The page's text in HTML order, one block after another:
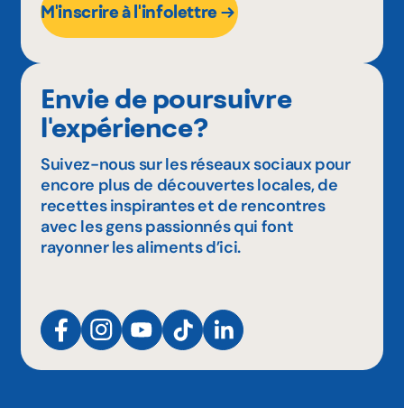
M'inscrire à l'infolettre
Envie de poursuivre
l'expérience?
Suivez-nous sur les réseaux sociaux pour
encore plus de découvertes locales, de
recettes inspirantes et de rencontres
avec les gens passionnés qui font
rayonner les aliments d’ici.